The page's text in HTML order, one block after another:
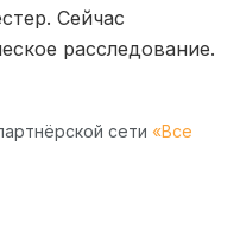
Сейчас
расследование.
сети «Все